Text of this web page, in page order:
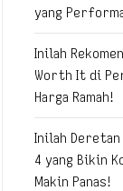
yang
Inilah
Worth It di
Harga Ramah!
Inilah Deretan
4 yang Bikin
Makin Panas!